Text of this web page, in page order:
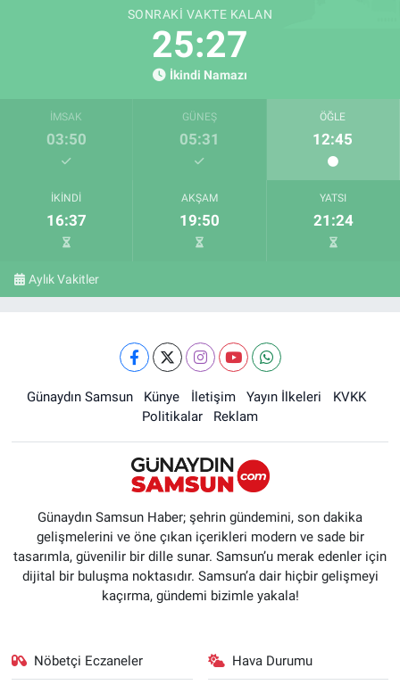
SONRAKI VAKTE KALAN
25:26
İkindi Namazı
İMSAK
03:50
GÜNEŞ
05:31
ÖĞLE
12:45
İKINDI
16:37
AKŞAM
19:50
YATSI
21:24
Aylık Vakitler
Günaydın Samsun Künye İletişim Yayın İlkeleri
KVKK
Politikalar
Reklam
Günaydın Samsun Haber; şehrin gündemini, son dakika
gelişmelerini ve öne çıkan içerikleri modern ve sade bir
tasarımla, güvenilir bir dille sunar. Samsun’u merak edenler için
dijital bir buluşma noktasıdır. Samsun’a dair hiçbir gelişmeyi
kaçırma, gündemi bizimle yakala!
Nöbetçi Eczaneler Hava Durumu